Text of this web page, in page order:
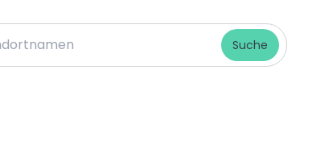
Suche